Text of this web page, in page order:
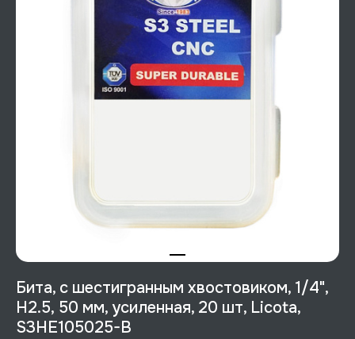
Бита, с шестигранным хвостовиком, 1/4",
H2.5, 50 мм, усиленная, 20 шт, Licota,
S3HE105025-B